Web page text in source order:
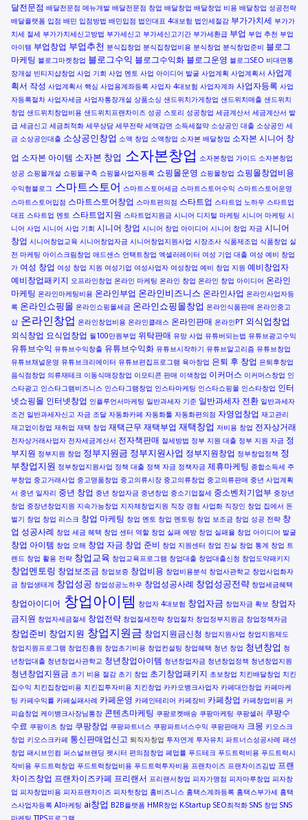
달전문점 배달전문점 메뉴개발 배달전문점 창업 배달창업 배달창업 비용 배달창업 성공전략
배달플랫폼 입점 배민 입점방법 배민입점 법인대표 4대보험 법인세절감 부가가치세 부가가
치세 절세 부가가치세신고방법 부가세신고 부가세신고기간 부가세환급 부업 부업 추천 부업
아이템 부업창업 부업추천 분식집창업 분식집창업비용 분식창업 분식창업준비 블로그
마케팅 블로그마켓창업 블로그수익 블로그수익화 블로그운영 블로그SEO 비대면통
장개설 빈티지샵창업 사업 기회 사업 멘토 사업 아이디어 발굴 사업계획 사업계획서 사업계
획서 작성 사업계획서 핵심 사업용계좌등록 사업자 4대보험 사업자계좌 사업자등록 사업
자등록절차 사업자세금 사업자통장개설 상품소싱 샌드위치가게창업 샌드위치매출 샌드위치
창업 샌드위치창업비용 샌드위치프랜차이즈 성공 스토리 성공창업 세금계산서 세금계산서 발
급 세금신고 세금최적화 세무상담 세무전략 세액감면 소득세절약 소상공인 대출 소상공인 세
금 소상공인대출 소상공인창업 소액 창업 소액창업 소자본 배달창업 소자본 시니어 창
업 소자본 아이템 소자본 창업 소자본창업 소자본창업 가이드 소자본창업
성공 쇼핑몰개설 쇼핑몰구축 쇼핑몰사업자등록 쇼핑몰운영 쇼핑몰창업 쇼핑몰창업비용
수익형블로그 스마트스토어 스마트스토어세금 스마트스토어수익 스마트스토어운영
스마트스토어입점 스마트스토어창업 스마트편의점 스타트업 스타트업 노하우 스타트업
대표 스타트업 멘토 스타트업지원 스타트업지원금 시니어 디지털 마케팅 시니어 마케팅 시
니어 사업 시니어 사업 기회 시니어 창업 시니어 창업 아이디어 시니어 창업 자금 시니어
창업 시니어창업교육 시니어창업자금 시니어창업지원사업 시장조사 식품제조업 식품창업 실
전 마케팅 아이스크림창업 애드센스 언택트창업 엑셀러레이터 여성 기업 대출 여성 예비 창업
가 여성 창업 여성 창업 지원 여성기업 여성사업자 여성창업 예비 창업 지원 예비창업자
예비창업패키지 오프라인창업 온라인 마케팅 온라인 창업 온라인 창업 아이디어 온라인
마케팅 온라인마케팅비용 온라인부업 온라인비즈니스 온라인사업 온라인사업자등
록 온라인쇼핑몰 온라인쇼핑몰세금 온라인쇼핑몰창업 온라인식품판매 온라인중고
샵 온라인창업 온라인창업비용 온라인클래스 온라인판매 온라인PT 외식업창업
외식창업 요식업창업 월100만원부업 위탁판매 유망 사업 유튜버되는법 유튜브광고수익
유튜브수익 유튜브수익창출 유튜브수익화 유튜브시작하기 유튜브알고리즘 유튜브창업
유튜브채널운영 유튜브크리에이터 유튜브편집프로그램 육아창업 은퇴 후 창업 은퇴후창업
음식점창업 의류재테크 이동식매장창업 이모티콘 판매 이색창업 이커머스 이커머스창업 인
스타광고 인스타그램비즈니스 인스타그램창업 인스타마케팅 인스타쇼핑몰 인스타창업 인터
넷쇼핑몰 인터넷창업 인플루언서마케팅 일반과세자 기준 일반과세자 전환 일반과세자
조건 일반과세자신고 자금 조달 자동화카페 자동화툴 자동화편의점 자영업창업 재고관리
재고없이창업 재취업 재택 창업 재택근무 재택부업 재택창업 저비용 창업 전자상거래
전자상거래사업자 전자세금계산서 전자책판매 절세방법 정부 지원 대출 정부 지원 자금 정
부지원 정부지원 창업 정부지원금 정부지원사업 정부지원창업 정부창업정책 정
부창업지원 정부창업지원사업 정책 대출 정책 자금 정책자금 제휴마케팅 종합소득세 주
부창업 중고거래사업 중고명품창업 중고의류시장 중고의류창업 중고의류판매 중년 사업계획
서 중년 일자리 중년 창업 중년 창업자금 중년창업 중소기업절세 중소벤처기업부 중장년
창업 중장년창업지원 지속가능창업 지자체창업지원 직장 경험 사업화 직장인 창업 집에서 돈
벌기 창업 창업 리스크 창업 마케팅 창업 멘토 창업 멘토링 창업 보조금 창업 성공 전략 창
업 성공사례 창업 세금 혜택 창업 센터 역할 창업 실패 예방 창업 실패율 창업 아이디어 발굴
창업 아이템 창업 오해 창업 자금 창업 준비 창업 지원센터 창업 진실 창업 통계 창업 트
렌드 창업 활용 전략 창업교육 창업교육프로그램 창업대출 창업대출신청 창업도약패키지
창업멘토링 창업보조금 창업보증 창업비용 창업비용분석 창업사관학교 창업사업화자
금 창업생태계 창업성공 창업성공노하우 창업성공사례 창업성공전략 창업세금혜택
창업아이디어 창업아이템 창업자 4대보험 창업자금 창업자금 확보 창업자
금지원 창업자세금절세 창업전략 창업절세전략 창업절차 창업정부지원금 창업정책자금
창업준비 창업지원 창업지원금 창업지원금신청 창업지원사업 창업지원제도
창업지원프로그램 창업진흥원 창업초기비용 창업컨설팅 창업혜택 청년 창업 청년창업 청
년창업대출 청년창업사관학교 청년창업아이템 청년창업자금 청년창업정책 청년창업지원
청년창업지원금 초기 비용 절감 초기 창업 초기창업패키지 초보창업 치킨배달창업 치킨
집수익 치킨집창업비용 치킨집투자비용 치킨창업 카카오뱅크사업자 카페대안창업 카페마케
팅 카페수익률 카페실패사례 카페운영 카페인테리어 카페장비 카페창업 카페창업비용 커
피숍창업 케이뱅크사장님통장 콘텐츠마케팅 쿠팡로켓배송 쿠팡마케팅 쿠팡셀러 쿠팡수
수료 쿠팡이츠 창업 쿠팡창업 쿠팡파트너스 쿠팡파트너스수익 쿠팡판매자 크몽 키오스크
창업 키오스크카페 통신판매업신고 퇴직자창업 투자연계 투자유치 파트너스성공사례 패션
창업 패시브인컴 퍼스널브랜딩 펫시터 편의점창업 폐업률 푸드테크 푸드트럭비용 푸드트럭시
작비용 푸드트럭창업 푸드트럭창업비용 푸드트럭투자비용 프랜차이즈 프랜차이즈김밥 프랜
차이즈창업 프랜차이즈카페 프리랜서 프리랜서창업 피자가맹점 피자마루창업 피자창
업 피자창업비용 피자프랜차이즈 피자헛창업 홈비즈니스 홈택스계좌등록 홈택스부가세 홈택
스사업자등록 AI마케팅 ai창업 B2B플랫폼 HMR창업 K-Startup SEO최적화 SNS 창업 SNS
마케팅 TIPS프로그램